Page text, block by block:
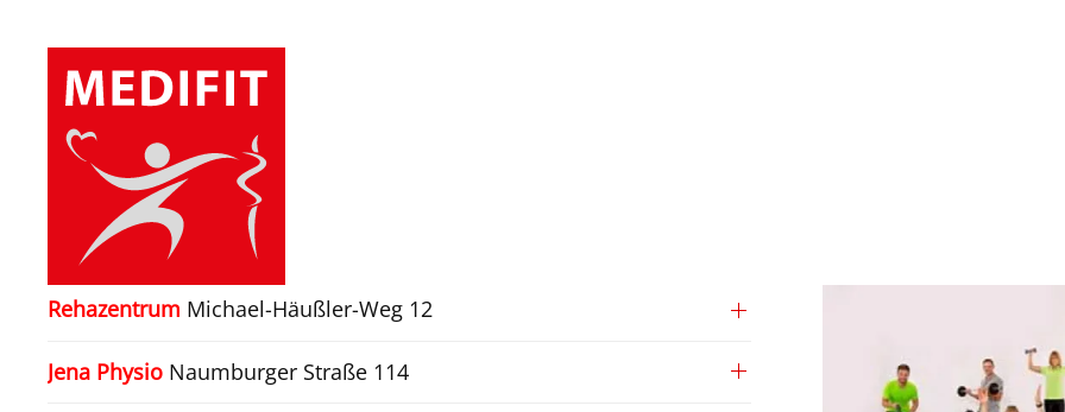
Zum Hauptinhalt springen
Rehazentrum Michael-Häußler-Weg 12
Jena Physio Naumburger Straße 114